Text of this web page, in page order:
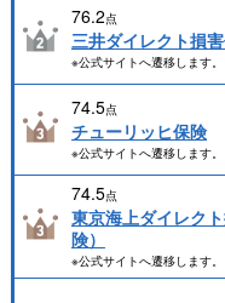
76.2点
三井ダイレクト損
※公式サイトへ遷移します。
74.5点
チューリッヒ保険
※公式サイトへ遷移します。
74.5点
東京海上ダイレク
険）
※公式サイトへ遷移します。